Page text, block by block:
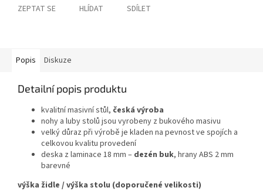
ZEPTAT SE HLÍDAT SDÍLET
Popis Diskuze
Detailní popis produktu
kvalitní masivní stůl, česká výroba
nohy a luby stolů jsou vyrobeny z bukového masivu
velký důraz při výrobě je kladen na pevnost ve spojích a
celkovou kvalitu provedení
deska z laminace 18 mm – dezén buk, hrany ABS 2 mm
barevné
výška židle / výška stolu (doporučené velikosti)